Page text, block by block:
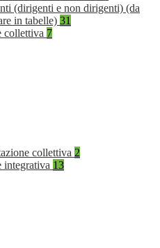
(dirigenti e non dirigenti) (da
in tabelle) 31
collettiva 7
collettiva 2
integrativa 13